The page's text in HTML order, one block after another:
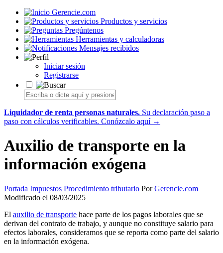
Gerencie.com
Productos y servicios
Pregúntenos
Herramientas y calculadoras
Mensajes recibidos
Iniciar sesión
Registrarse
Liquidador de renta personas naturales. Su declaración paso a
paso con cálculos verificables. Conózcalo aquí →
Auxilio de transporte en la
información exógena
Portada Impuestos Procedimiento tributario PorGerencie.com
Modificado el 08/03/2025
El auxilio de transporte hace parte de los pagos laborales que se
derivan del contrato de trabajo, y aunque no constituye salario para
efectos laborales, consideramos que se reporta como parte del salario
en la información exógena.